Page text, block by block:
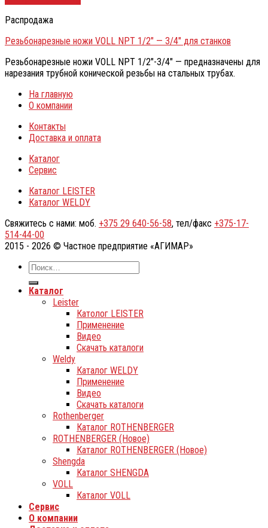
Распродажа
Резьбонарезные ножи VOLL NPT 1/2″ — 3/4″ для станков
Резьбонарезные ножи VOLL NPT 1/2″-3/4″ — предназначены для
нарезания трубной конической резьбы на стальных трубах.
На главную
О компании
Контакты
Доставка и оплата
Каталог
Сервис
Каталог LEISTER
Каталог WELDY
Свяжитесь с нами: моб. +375 29 640-56-58, тел/факс +375-17-
514-44-00
2015 - 2026 © Частное предприятие «АГИМАР»
Каталог
Leister
Католог LEISTER
Применение
Видео
Скачать каталоги
Weldy
Каталог WELDY
Применение
Видео
Скачать каталоги
Rothenberger
Каталог ROTHENBERGER
ROTHENBERGER (Новое)
Каталог ROTHENBERGER (Новое)
Shengda
Каталог SHENGDA
VOLL
Каталог VOLL
Сервис
О компании